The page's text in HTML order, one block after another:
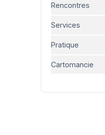
Rencontres
Services
Pratique
Cartomancie